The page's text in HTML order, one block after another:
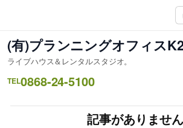
を
ス
キ
ッ
(有)プランニングオフィス
ライブハウス＆レンタルスタジオ。
TEL0868-24-5100
記事がありません